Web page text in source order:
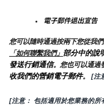
電子郵件退出宣告
您可以隨時通過按兩下您從我
「如何聯繫我們」 部分中的說
發送行銷通信。您也可以通過
收我們的營銷電子郵件。 [注
[注意： 包括適用於您業務的所